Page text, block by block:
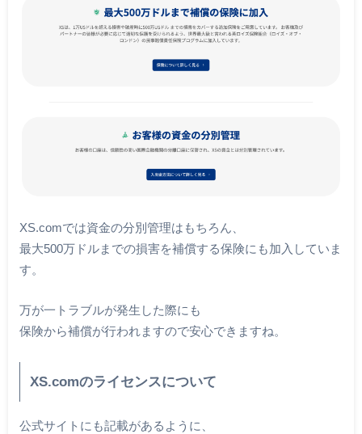
XS.comでは資金の分別管理はもちろん、
最大500万ドルまでの損害を補償する保険にも加入していま
す。
万が一トラブルが発生した際にも
保険から補償が行われますので安心できますね。
XS.comのライセンスについて
公式サイトにも記載があるように、